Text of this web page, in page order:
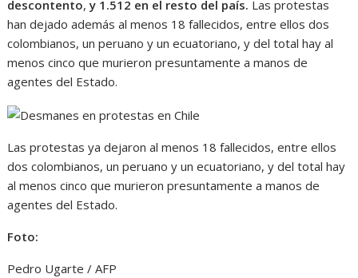
descontento,y 1.512 en el resto del país. Las protestas
han dejado además al menos 18 fallecidos, entre ellos dos
colombianos, un peruano y un ecuatoriano, y del total hay al
menos cinco que murieron presuntamente a manos de
agentes del Estado.
Las protestas ya dejaron al menos 18 fallecidos, entre ellos
dos colombianos, un peruano y un ecuatoriano, y del total hay
al menos cinco que murieron presuntamente a manos de
agentes del Estado.
Foto:
Pedro Ugarte / AFP